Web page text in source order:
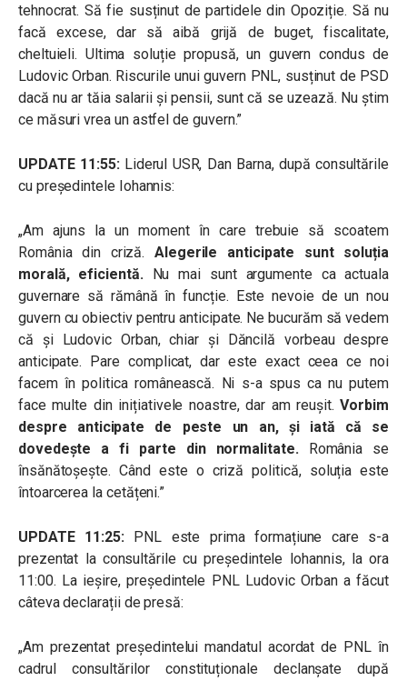
tehnocrat. Să fie susținut de partidele din Opoziție. Să nu
facă excese, dar să aibă grijă de buget, fiscalitate,
cheltuieli. Ultima soluție propusă, un guvern condus de
Ludovic Orban. Riscurile unui guvern PNL, susținut de PSD
dacă nu ar tăia salarii și pensii, sunt că se uzează. Nu știm
ce măsuri vrea un astfel de guvern.”
UPDATE 11:55:Liderul USR, Dan Barna, după consultările
cu președintele Iohannis:
„Am ajuns la un moment în care trebuie să scoatem
România din criză. Alegerile anticipate sunt soluția
morală, eficientă.Nu mai sunt argumente ca actuala
guvernare să rămână în funcție. Este nevoie de un nou
guvern cu obiectiv pentru anticipate. Ne bucurăm să vedem
că și Ludovic Orban, chiar și Dăncilă vorbeau despre
anticipate. Pare complicat, dar este exact ceea ce noi
facem în politica românească. Ni s-a spus ca nu putem
face multe din inițiativele noastre, dar am reușit.Vorbim
despre anticipate de peste un an, și iată că se
dovedește a fi parte din normalitate.România se
însănătoșește. Când este o criză politică, soluția este
întoarcerea la cetățeni.”
UPDATE 11:25:PNL este prima formațiune care s-a
prezentat la consultările cu președintele Iohannis, la ora
11:00. La ieșire, președintele PNL Ludovic Orban a făcut
câteva declarații de presă:
„Am prezentat președintelui mandatul acordat de PNL în
cadrul consultărilor constituționale declanșate după